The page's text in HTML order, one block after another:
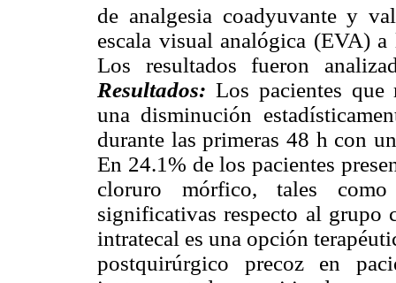
de analgesia coadyuvante y
escala visual analógica (EVA)
Los resultados fueron
Resultados: Los pacientes que
una disminución
durante las primeras 48 h con
En 24.1% de los pacientes
cloruro mórfico, tales
significativas respecto al grupo
intratecal es una opción
postquirúrgico precoz en